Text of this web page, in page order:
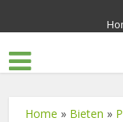
Home » Bieten »